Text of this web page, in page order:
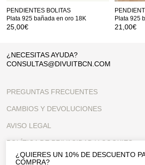
PENDIENTES BOLITAS
Plata 925 bañada en oro 18K
25,00€
Plata 925
21,00€
¿QUIERES UN 10% DE DESCUENTO
COMPRA?
¿NECESITAS AYUDA?
CONSULTAS@DIVUITBCN.COM
PREGUNTAS FRECUENTES
CAMBIOS Y DEVOLUCIONES
AVISO LEGAL
POLÍTICA DE PRIVACIDAD Y COOKIES
CONDICIONES GENERALES